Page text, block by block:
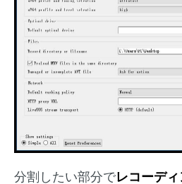
分割したい部分でレコーデ